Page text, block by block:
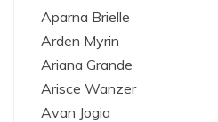
Aparna Brielle
Arden Myrin
Ariana Grande
Arisce Wanzer
Avan Jogia